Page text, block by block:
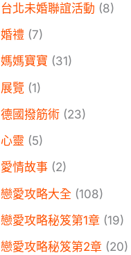
台北未婚聯誼活動 (8)
婚禮 (7)
媽媽寶寶 (31)
展覽 (1)
德國撥筋術 (23)
心靈 (5)
愛情故事 (2)
戀愛攻略大全 (108)
戀愛攻略秘笈第1章 (19)
戀愛攻略秘笈第2章 (20)